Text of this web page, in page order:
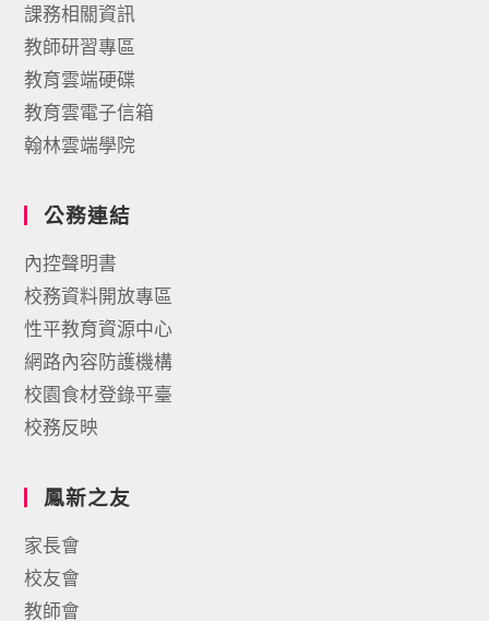
課務相關資訊
教師研習專區
教育雲端硬碟
教育雲電子信箱
翰林雲端學院
公務連結
內控聲明書
校務資料開放專區
性平教育資源中心
網路內容防護機構
校園食材登錄平臺
校務反映
鳳新之友
家長會
校友會
教師會